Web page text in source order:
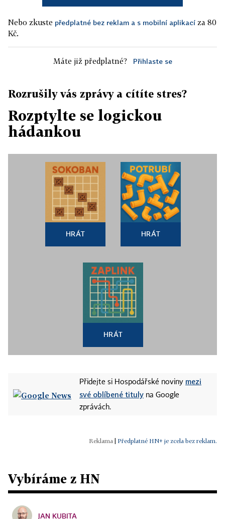
Nebo zkuste předplatné bez reklam a s mobilní aplikací za 80
Kč.
Máte již předplatné? Přihlaste se
Rozrušily vás zprávy a cítíte stres?
Rozptylte se logickou
hádankou
HRÁT HRÁT
HRÁT
Přidejte si Hospodářské noviny mezi
své oblíbené tituly na Google
zprávách.
Předplatné HN+ je zcela bez reklam.
Vybíráme z HN
JAN KUBITA